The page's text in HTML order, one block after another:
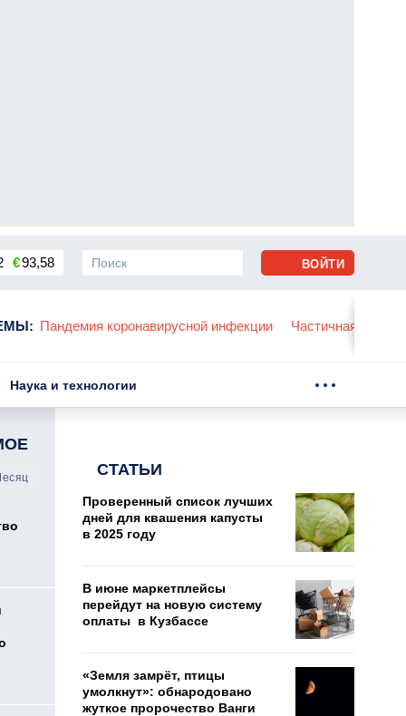
€93,58
: Пандемия коронавирусной инфекции Частичная
ВОЙТИ
Наука и технологии
СТАТЬИ
Проверенный список лучших
дней для квашения капусты
в 2025 году
В июне маркетплейсы
перейдут на новую систему
оплаты в Кузбассе
«Земля замрёт, птицы
умолкнут»: обнародовано
жуткое пророчество Ванги